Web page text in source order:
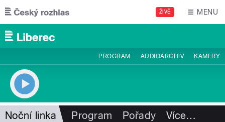
Přejít k hlavnímu obsahu
ŽIVĚ MENU
PROGRAM AUDIOARCHIV KAMERY
Noční linka Program Pořady Více…